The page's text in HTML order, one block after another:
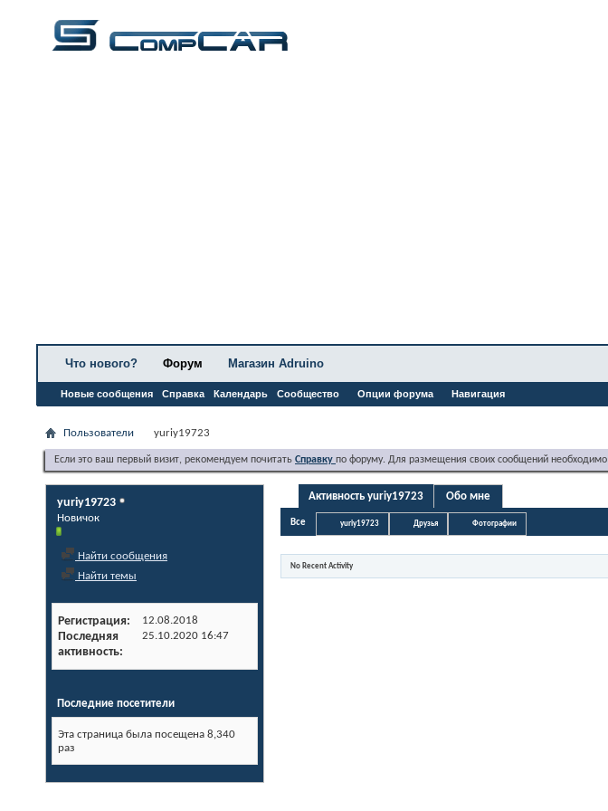
Что нового? Форум
Новые сообщения Справка Календарь Сообщество Опции форума Навигация
Магазин Adruino
Пользователи yuriy19723
Если это ваш первый визит, рекомендуем почитать Справку по форуму. Для размещения своих сообщений необходимо
yuriy19723
Новичок
Найти сообщения
Найти темы
Регистрация 12.08.2018
Последняя
активность
25.10.2020 16:47
Последние посетители
Эта страница была посещена 8,340
раз
Активность yuriy19723 Обо мне
Все yuriy19723 Друзья Фотографии
No Recent Activity